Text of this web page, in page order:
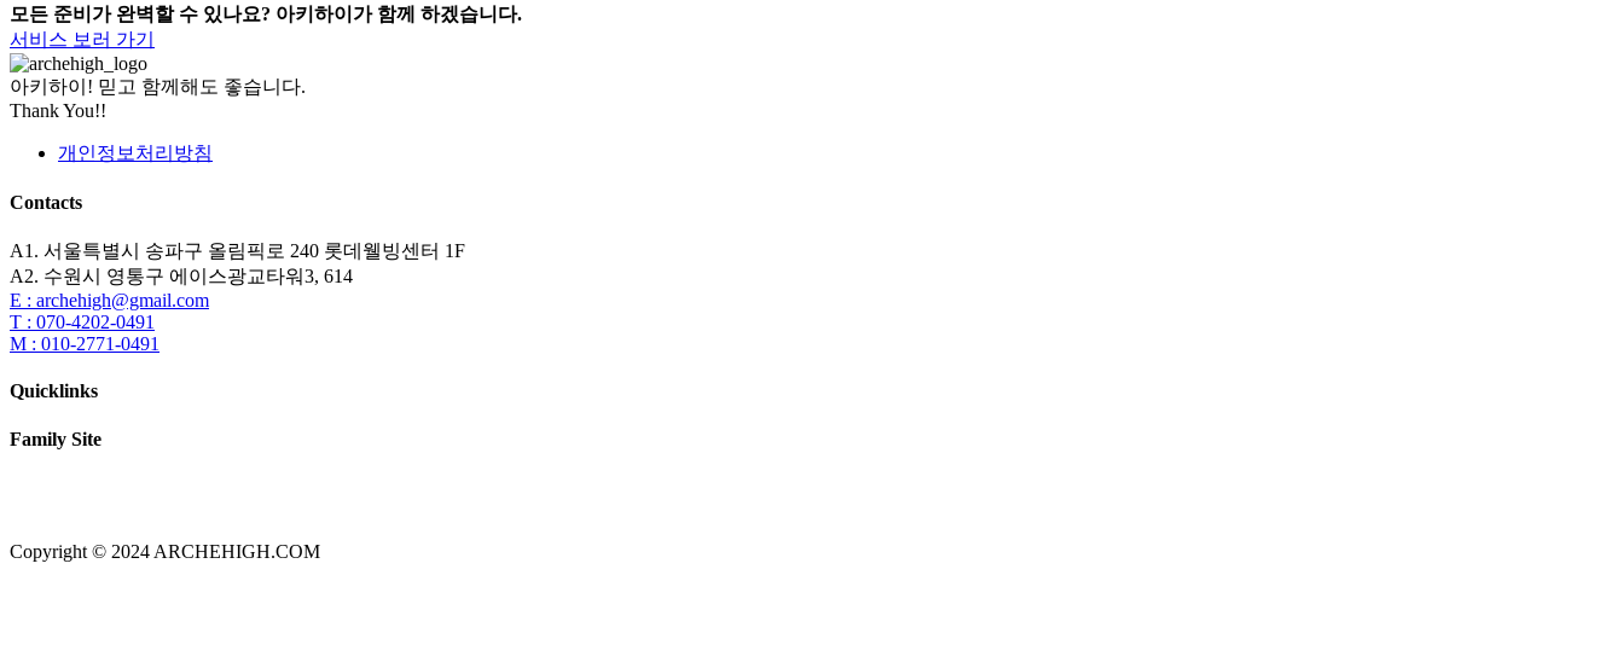
모든 준비가 완벽할 수 있나요? 아키하이가 함께 하겠습니다.
서비스 보러 가기
아키하이! 믿고 함께해도 좋습니다.
Thank You!!
개인정보처리방침
Contacts
A1. 서울특별시 송파구 올림픽로 240 롯데웰빙센터 1F
A2. 수원시 영통구 에이스광교타워3, 614
E : archehigh@gmail.com
T : 070-4202-0491
M : 010-2771-0491
Quicklinks
Family Site
Copyright © 2024 ARCHEHIGH.COM